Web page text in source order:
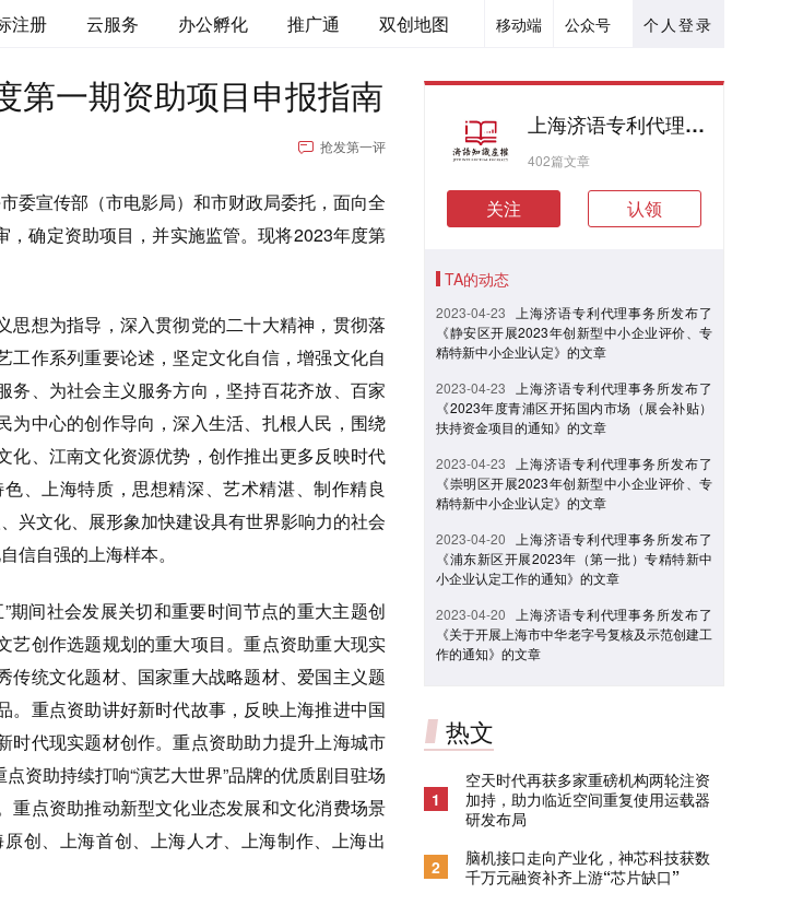
个人登录
公众号
移动端
注册 云服务 办公孵化 推广通 双创地图
第一期资助项目申报指南
抢发第一评
委宣传部（市电影局）和市财政局委托，面向全
确定资助项目，并实施监管。现将2023年度第
思想为指导，深入贯彻党的二十大精神，贯彻落
作系列重要论述，坚定文化自信，增强文化自
、为社会主义服务方向，坚持百花齐放、百家
为中心的创作导向，深入生活、扎根人民，围绕
化、江南文化资源优势，创作推出更多反映时代
、上海特质，思想精深、艺术精湛、制作精良
兴文化、展形象加快建设具有世界影响力的社会
信自强的上海样本。
期间社会发展关切和重要时间节点的重大主题创
艺创作选题规划的重大项目。重点资助重大现实
统文化题材、国家重大战略题材、爱国主义题
重点资助讲好新时代故事，反映上海推进中国
时代现实题材创作。重点资助助力提升上海城市
资助持续打响“演艺大世界”品牌的优质剧目驻场
重点资助推动新型文化业态发展和文化消费场景
创、上海首创、上海人才、上海制作、上海出
上海济语专利代理事务所
402篇文章
关注 认领
TA的动态
2023-04-23
上海济语专利代理事务所发布了
《静安区开展2023年创新型中小企业评价、专
精特新中小企业认定》的文章
2023-04-23
上海济语专利代理事务所发布了
《2023年度青浦区开拓国内市场（展会补贴）
扶持资金项目的通知》的文章
2023-04-23
上海济语专利代理事务所发布了
《崇明区开展2023年创新型中小企业评价、专
精特新中小企业认定》的文章
2023-04-20
上海济语专利代理事务所发布了
《浦东新区开展2023年（第一批）专精特新中
小企业认定工作的通知》的文章
2023-04-20
上海济语专利代理事务所发布了
《关于开展上海市中华老字号复核及示范创建工
作的通知》的文章
热文
1
空天时代再获多家重磅机构两轮注资
加持，助力临近空间重复使用运载器
研发布局
2
脑机接口走向产业化，神芯科技获数
千万元融资补齐上游“芯片缺口”